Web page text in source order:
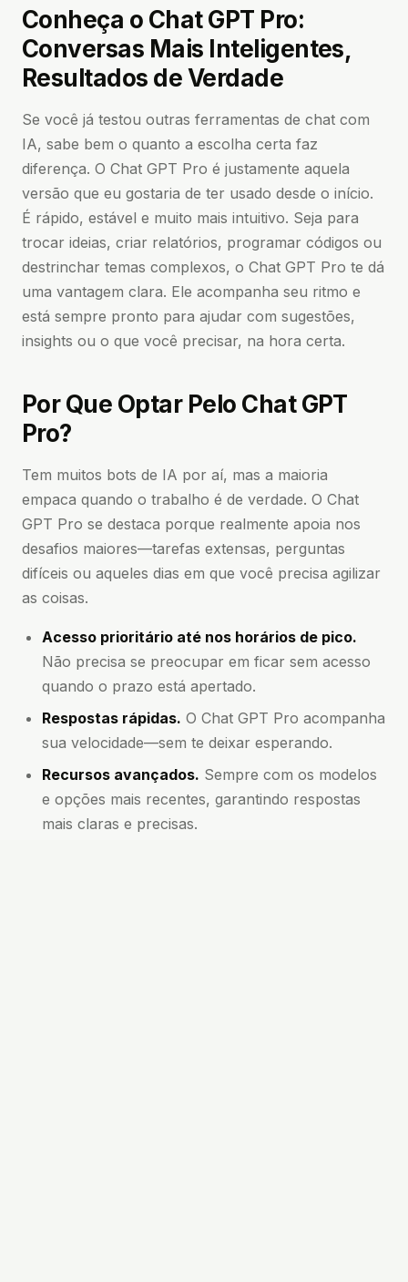
Conheça o Chat GPT Pro:
Conversas Mais Inteligentes,
Resultados de Verdade
Se você já testou outras ferramentas de chat com
IA, sabe bem o quanto a escolha certa faz
diferença. O Chat GPT Pro é justamente aquela
versão que eu gostaria de ter usado desde o início.
É rápido, estável e muito mais intuitivo. Seja para
trocar ideias, criar relatórios, programar códigos ou
destrinchar temas complexos, o Chat GPT Pro te dá
uma vantagem clara. Ele acompanha seu ritmo e
está sempre pronto para ajudar com sugestões,
insights ou o que você precisar, na hora certa.
Por Que Optar Pelo Chat GPT
Pro?
Tem muitos bots de IA por aí, mas a maioria
empaca quando o trabalho é de verdade. O Chat
GPT Pro se destaca porque realmente apoia nos
desafios maiores—tarefas extensas, perguntas
difíceis ou aqueles dias em que você precisa agilizar
as coisas.
Acesso prioritário até nos horários de pico.
Não precisa se preocupar em ficar sem acesso
quando o prazo está apertado.
Respostas rápidas. O Chat GPT Pro acompanha
sua velocidade—sem te deixar esperando.
Recursos avançados. Sempre com os modelos
e opções mais recentes, garantindo respostas
mais claras e precisas.